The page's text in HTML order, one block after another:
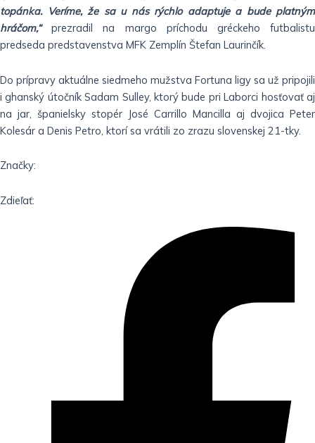
topánka. Veríme, že sa u nás rýchlo adaptuje a bude platným
hráčom,“prezradil na margo príchodu gréckeho futbalistu
predseda predstavenstva MFK Zemplín Štefan Laurinčík.
Do prípravy aktuálne siedmeho mužstva Fortuna ligy sa už pripojili
i ghanský útočník Sadam Sulley, ktorý bude pri Laborci hosťovať aj
na jar, španielsky stopér José Carrillo Mancilla aj dvojica Peter
Kolesár a Denis Petro, ktorí sa vrátili zo zrazu slovenskej 21-tky.
Značky:
Zdieľať: